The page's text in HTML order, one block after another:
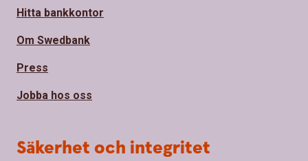
Hitta bankkontor
Om Swedbank
Press
Jobba hos oss
Säkerhet och integritet